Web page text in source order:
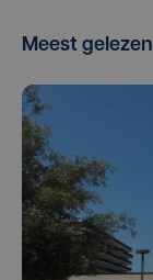
Meest gelezen